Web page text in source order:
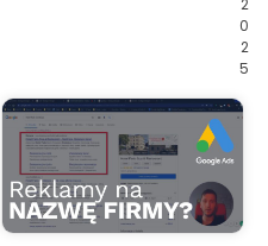
0
2
5